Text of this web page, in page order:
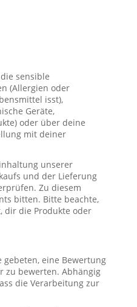
sensible
(Allergien oder
isst),
Geräte,
oder über deine
mit deiner
unserer
und der Lieferung
Zu diesem
bitten. Bitte beachte,
dir die Produkte oder
eine Bewertung
zu bewerten. Abhängig
die Verarbeitung zur